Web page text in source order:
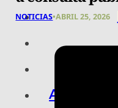
ARTE,
NOTICIAS•ABRIL 25, 2026